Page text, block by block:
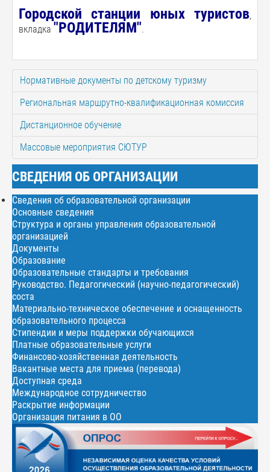
Городской станции юных туристов,
вкладка "РОДИТЕЛЯМ".
Нормативные документы по детскому туризму
Региональная маршрутно-квалификационная комиссия
Дистанционное обучение
Массовые мероприятия СЮТУР
СВЕДЕНИЯ ОБ ОРГАНИЗАЦИИ
Сведения об образовательной организации
Основные сведения
Структура и органы управления образовательной
организацией
Документы
Образование
Образовательные стандарты и требования
Руководство. Педагогический (научно-педагогический)
соста
Материально-техническое обеспечение и оснащенность
образовательного процесса
Стипендии и меры поддержки обучающихся
Платные образовательные услуги
Финансово-хозяйственная деятельность
Вакантные места для приема (перевода)
Доступная среда
Международное сотрудничество
Раскрытие информации
Организация питания в ОО